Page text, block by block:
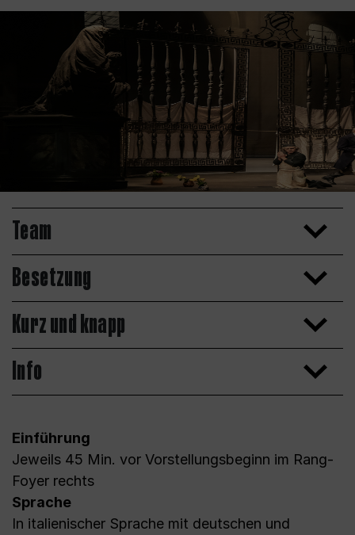
Team
Besetzung
Kurz und knapp
Info
Einführung
Jeweils 45 Min. vor Vorstellungsbeginn im Rang-
Foyer rechts
Sprache
In italienischer Sprache mit deutschen und